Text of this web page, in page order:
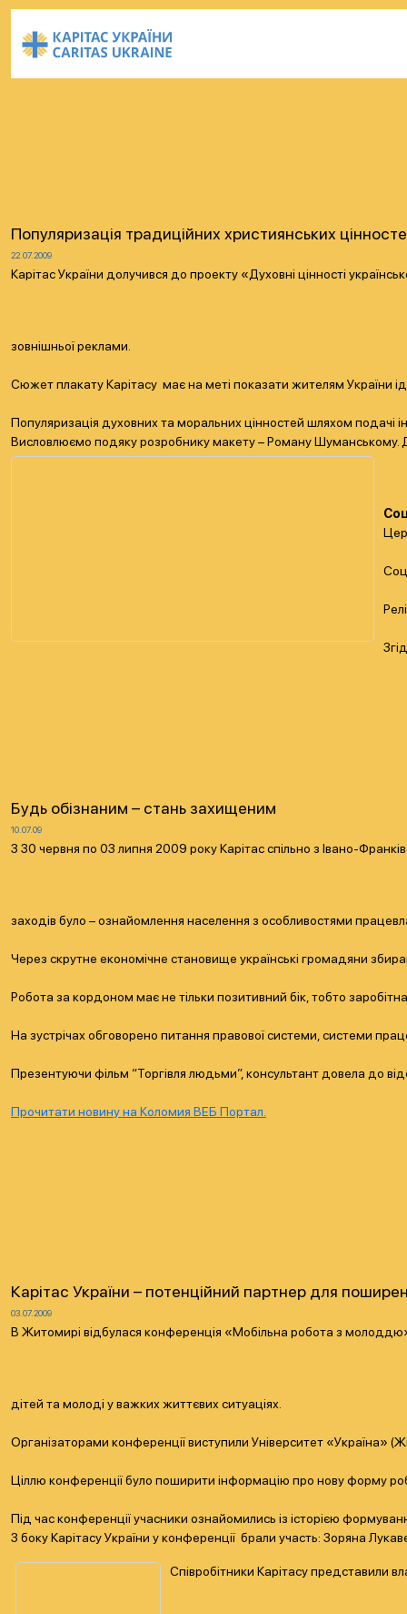
Популяризація традиційних християнських
22.07.2009
Карітас України долучився до проекту «Духовні цінності
зовнішньої реклами.
Сюжет плакату Карітасу має на меті показати жителям України
Популяризація духовних та моральних цінностей шляхом подачі
Висловлюємо подяку розробнику макету – Роману Шуманському.
Будь обізнаним – стань захищеним
10.07.09
З 30 червня по 03 липня 2009 року Карітас спільно з Івано-
заходів було – ознайомлення населення з особливостями
Через скрутне економічне становище українські громадяни
Робота за кордоном має не тільки позитивний бік, тобто
На зустрічах обговорено питання правової системи, системи
Презентуючи фільм “Торгівля людьми”, консультант довела до
Прочитати новину на Коломия ВЕБ Портал.
Карітас України – потенційний партнер для
03.07.2009
В Житомирі відбулася конференція «Мобільна робота з
дітей та молоді у важких життєвих ситуаціях.
Організаторами конференції виступили Університет
Ціллю конференції було поширити інформацію про нову форму
Під час конференції учасники ознайомились із історією
З боку Карітасу України у конференції брали участь: Зоряна
Співробітники Карітасу представили